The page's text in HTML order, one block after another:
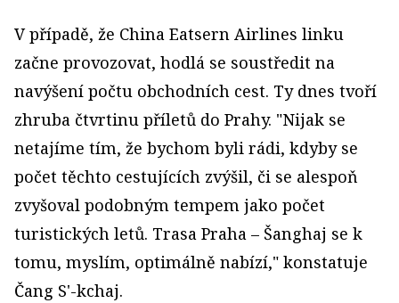
V případě, že China Eatsern Airlines linku
začne provozovat, hodlá se soustředit na
navýšení počtu obchodních cest. Ty dnes tvoří
zhruba čtvrtinu příletů do Prahy. "Nijak se
netajíme tím, že bychom byli rádi, kdyby se
počet těchto cestujících zvýšil, či se alespoň
zvyšoval podobným tempem jako počet
turistických letů. Trasa Praha – Šanghaj se k
tomu, myslím, optimálně nabízí," konstatuje
Čang S'-kchaj.